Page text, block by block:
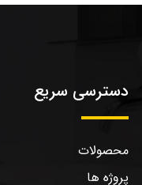
دسترسی سریع
محصولات
پروژه ها